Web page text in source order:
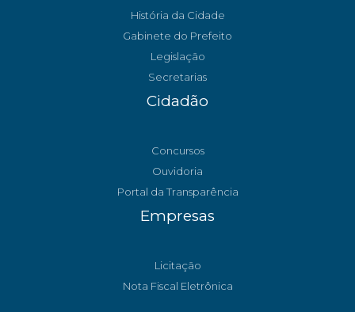
História da Cidade
Gabinete do Prefeito
Legislação
Secretarias
Cidadão
Concursos
Ouvidoria
Portal da Transparência
Empresas
Licitação
Nota Fiscal Eletrônica